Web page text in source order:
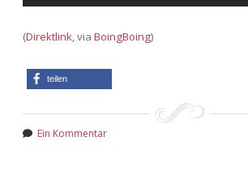
(Direktlink, via BoingBoing)
teilen
Ein Kommentar